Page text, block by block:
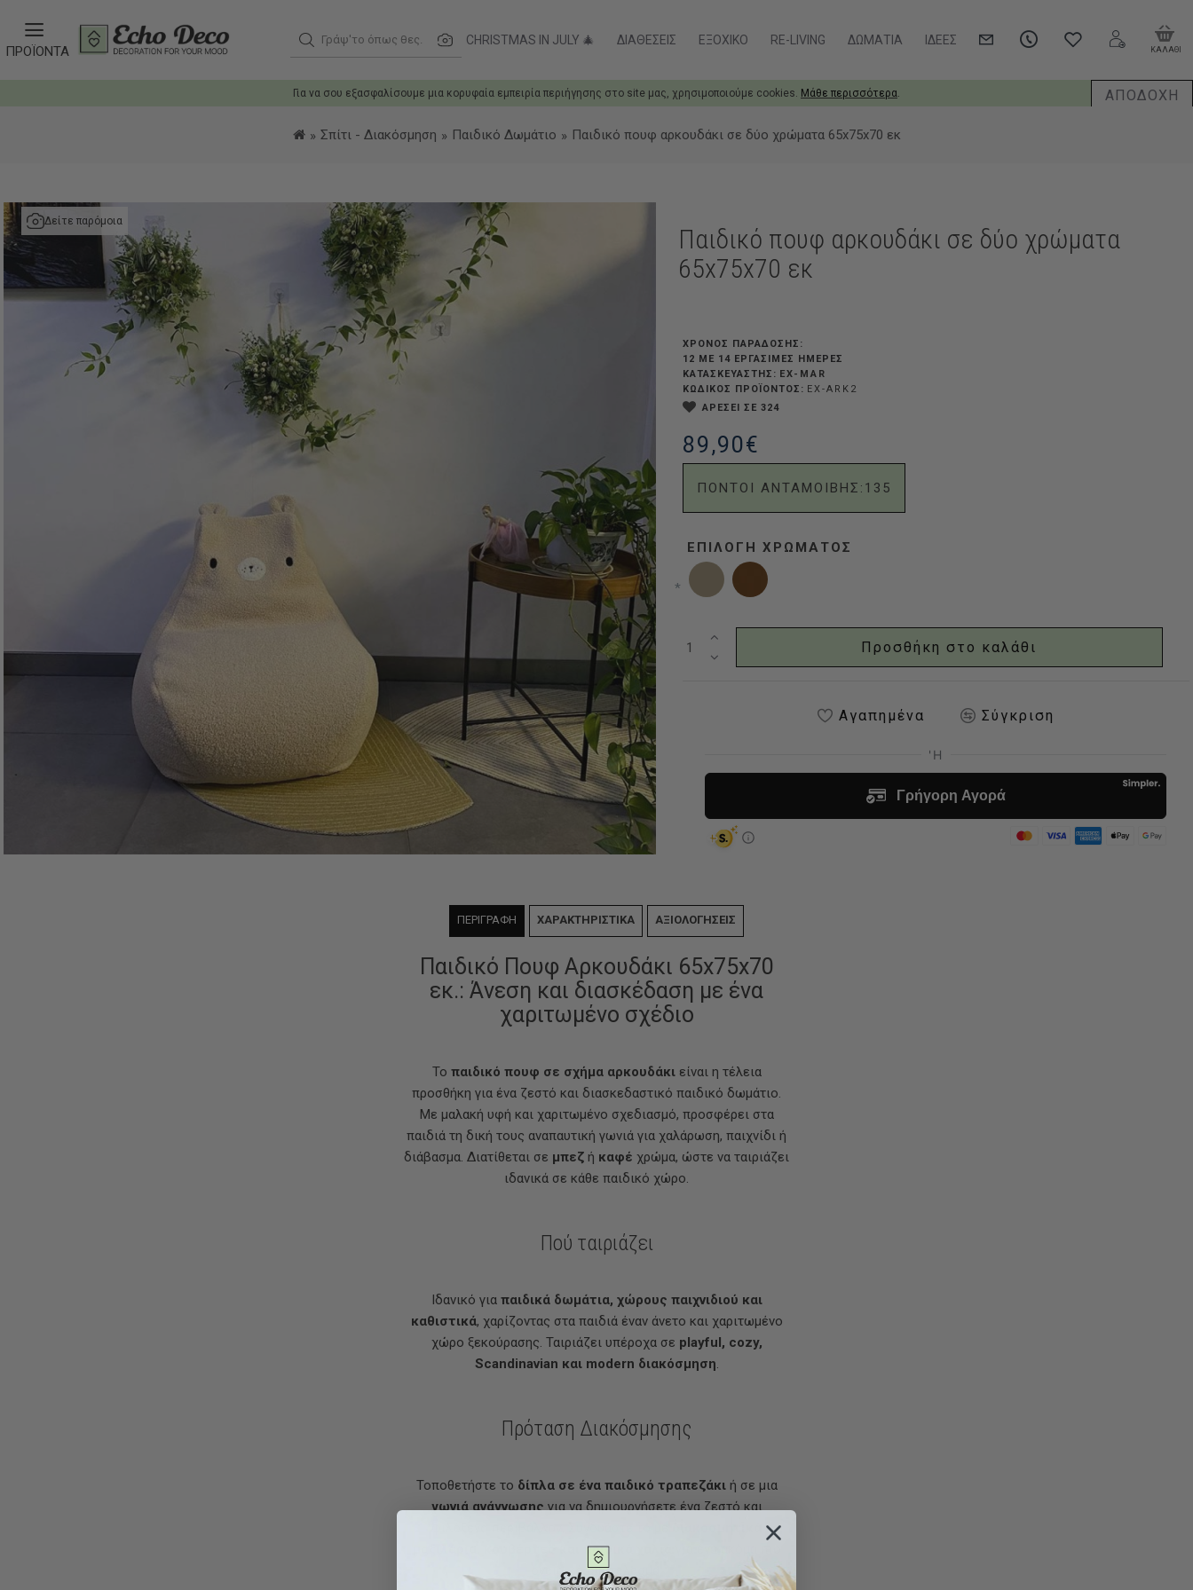
Για να σου εξασφαλίσουμε μια κορυφαία εμπειρία περιήγησης στο site μας, χρησιμοποιούμε cookies. Μάθε περισσότερα. ΑΠΟΔΟΧΗ
ΠΡΟΪΟΝΤΑ
Γράψ'το όπως θες.... CHRISTMAS IN JULY 🎄 ΔΙΑΘΈΣΕΙΣ ΕΞΟΧΙΚΌ RE-LIVING ΔΩΜΆΤΙΑ ΙΔΈΕΣ
ΚΑΛΑΘΙ
Σπίτι - Διακόσμηση Παιδικό Δωμάτιο Παιδικό πουφ αρκουδάκι σε δύο χρώματα 65x75x70 εκ
Δείτε παρόμοια
Παιδικό πουφ αρκουδάκι σε δύο χρώματα
65x75x70 εκ
89,90€
ΠΟΝΤΟΙ ΑΝΤΑΜΟΙΒΗΣ: 135
ΧΡΟΝΟΣ ΠΑΡΑΔΟΣΗΣ:
12 ΜΕ 14 ΕΡΓΆΣΙΜΕΣ ΗΜΈΡΕΣ
ΚΑΤΑΣΚΕΥΑΣΤΗΣ: EX-MAR
ΚΩΔΙΚΟΣ ΠΡΟΪΟΝΤΟΣ: EX-ARK2
ΑΡΕΣΕΙ ΣΕ 324
ΕΠΙΛΟΓΉ XΡΏΜΑΤΟΣ
Προσθήκη στο καλάθι
Αγαπημένα Σύγκριση
ΠΕΡΙΓΡΑΦΗ ΧΑΡΑΚΤΗΡΙΣΤΙΚΑ ΑΞΙΟΛΟΓΗΣΕΙΣ
Παιδικό Πουφ Αρκουδάκι 65x75x70
εκ.: Άνεση και διασκέδαση με ένα
χαριτωμένο σχέδιο
Το παιδικό πουφ σε σχήμα αρκουδάκιείναι η τέλεια
προσθήκη για ένα ζεστό και διασκεδαστικό παιδικό δωμάτιο.
Με μαλακή υφή και χαριτωμένο σχεδιασμό, προσφέρει στα
παιδιά τη δική τους αναπαυτική γωνιά για χαλάρωση, παιχνίδι ή
διάβασμα. Διατίθεται σε μπεζ ή καφέ χρώμα, ώστε να ταιριάζει
ιδανικά σε κάθε παιδικό χώρο.
Πού ταιριάζει
Ιδανικό για παιδικά δωμάτια, χώρους παιχνιδιού και
καθιστικά, χαρίζοντας στα παιδιά έναν άνετο και χαριτωμένο
χώρο ξεκούρασης. Ταιριάζει υπέροχα σε playful, cozy,
Scandinavian και modern διακόσμηση.
Πρόταση Διακόσμησης
Τοποθετήστε το δίπλα σε ένα παιδικό τραπεζάκιή σε μια
γωνιά ανάγνωσηςγια να δημιουργήσετε ένα ζεστό και
μαξιλάρια, κουβέρτες και παιδικά χαλιά
ονειρικό αποτέλεσμα.